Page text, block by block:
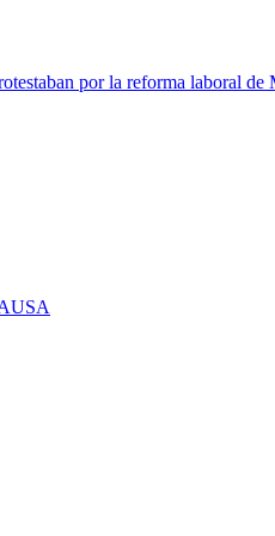
por la reforma laboral de